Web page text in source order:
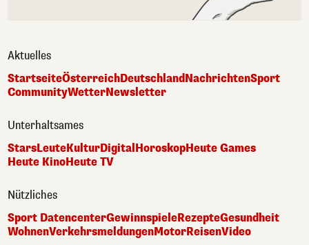
Aktuelles
StartseiteÖsterreichDeutschlandNachrichtenSport
CommunityWetterNewsletter
Unterhaltsames
StarsLeuteKulturDigital HoroskopHeute Games
Heute KinoHeute TV
Nützliches
Sport DatencenterGewinnspieleRezepteGesundheit
WohnenVerkehrsmeldungenMotorReisenVideo